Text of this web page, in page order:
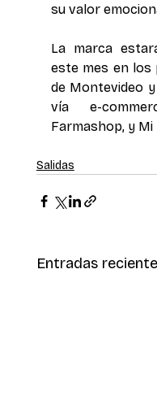
su valor
La marca
este mes en
de Montevideo
vía e-
Farmashop, y Mi
Salidas
Entradas